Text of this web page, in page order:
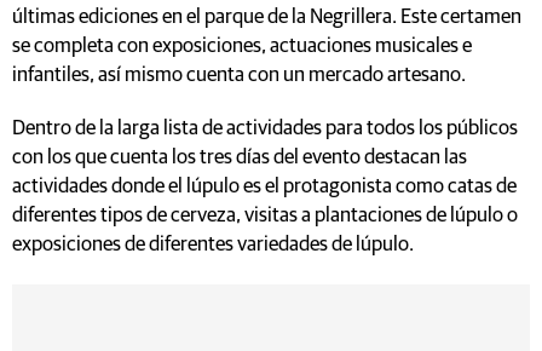
últimas ediciones en el parque de la Negrillera. Este certamen
se completa con exposiciones, actuaciones musicales e
infantiles, así mismo cuenta con un mercado artesano.
Dentro de la larga lista de actividades para todos los públicos
con los que cuenta los tres días del evento destacan las
actividades donde el lúpulo es el protagonista como catas de
diferentes tipos de cerveza, visitas a plantaciones de lúpulo o
exposiciones de diferentes variedades de lúpulo.